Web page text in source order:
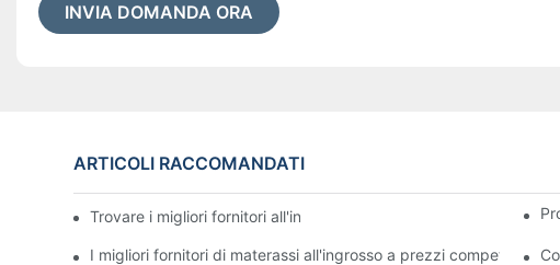
INVIA DOMANDA ORA
ARTICOLI RACCOMANDATI
Trovare i migliori fornitori all'ingrosso di letti per il tuo negozio
I migliori fornitori di materassi all'ingrosso a prezzi competitivi